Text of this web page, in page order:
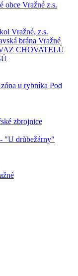
obce Vražné z.s.
Vražné, z.s.
brána Vražné
CHOVATELŮ
u rybníka Pod
zbrojnice
"U drůbežárny"